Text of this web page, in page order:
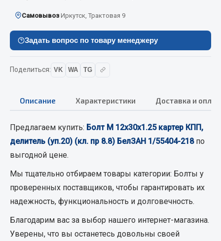
Смазочные материалы
Масла
Охладжающие жидкости
Весь раздел
МЕТИЗЫ
Болты
Пресс-масленки
Пружины
Хомуты
Самовывоз Иркутск, Трактовая 9
Задать вопрос по товару менеджеру
Поделиться: VK WA TG
Описание Характеристики Доставка и
Предлагаем купить: Болт М 12х30х1.25 картер КПП,
делитель (уп.20) (кл. пр 8.8) БелЗАН 1/55404-218по
выгодной цене.
Мы тщательно отбираем товары категории: Болты у
проверенных поставщиков, чтобы гарантировать их
надежность, функциональность и долговечность.
Благодарим вас за выбор нашего интернет-магазина.
Уверены, что вы останетесь довольны своей